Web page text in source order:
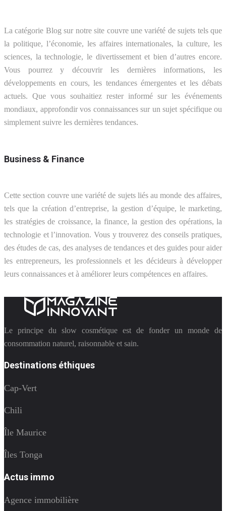
La catégorie Blog sur notre site couvre une variété de sujets tels que
la politique, l’économie, les affaires internationales, la culture, les
sciences, la technologie, le divertissement et bien d’autres encore.
Vous pourrez y découvrir les dernières informations, les
développements en cours, les tendances émergentes et les débats
actuels. Que vous souhaitiez rester informé sur les événements
mondiaux, approfondir vos connaissances sur un sujet spécifique ou
simplement suivre les dernières tendances.
Business & Finance
Cette section couvre une variété de sujets liés au monde des affaires,
tels que la création d’entreprise, la gestion d’équipe, le marketing,
les stratégies de croissance, la finance, la gestion des opérations, la
technologie et l’innovation. Vous y trouverez des conseils pratiques,
des études de cas, des analyses de tendances et des guides pour aider
les entrepreneurs, les professionnels et les décideurs à développer
leurs connaissances et à améliorer leurs compétences en affaires.
Le principe du slow cosmétique est de fonder un monde de
consommation naturel, raisonnable et sain.
Destinations éthiques
Cap-Vert
Chili
Île Maurice
Îles Tonga
Actus immo
Agence immobilière